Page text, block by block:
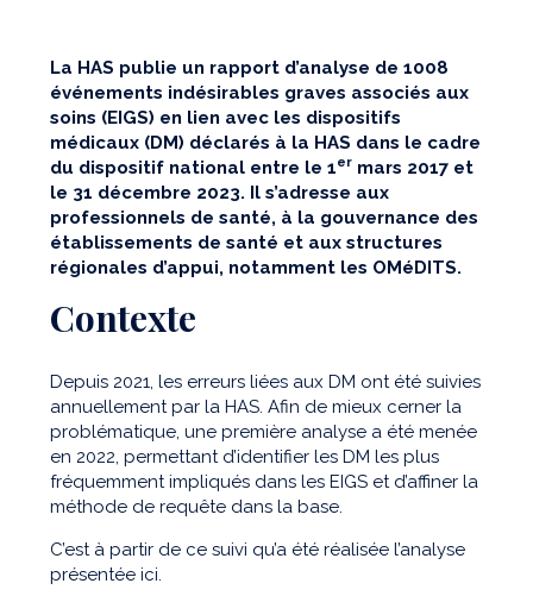
La HAS publie un rapport d’analyse de 1008
événements indésirables graves associés aux
soins (EIGS) en lien avec les dispositifs
médicaux (DM) déclarés à la HAS dans le cadre
du dispositif national entre le 1er mars 2017 et
le 31 décembre 2023. Il s’adresse aux
professionnels de santé, à la gouvernance des
établissements de santé et aux structures
régionales d’appui, notamment les OMéDITS.
Contexte
Depuis 2021, les erreurs liées aux DM ont été suivies
annuellement par la HAS. Afin de mieux cerner la
problématique, une première analyse a été menée
en 2022, permettant d’identifier les DM les plus
fréquemment impliqués dans les EIGS et d’affiner la
méthode de requête dans la base.
C’est à partir de ce suivi qu’a été réalisée l’analyse
présentée ici.